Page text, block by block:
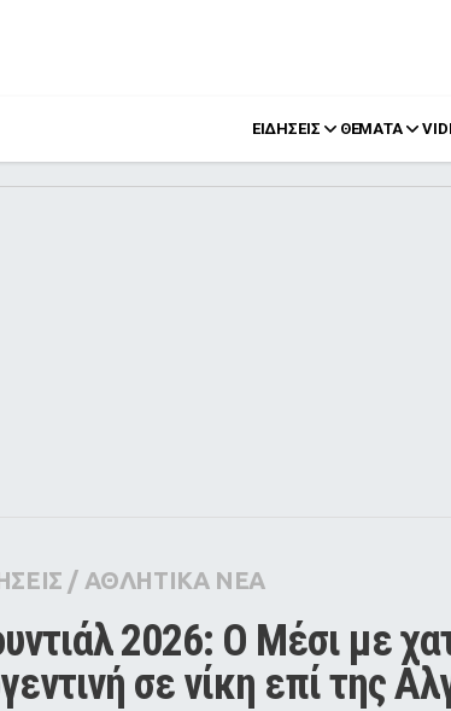
ΕΙΔΗΣΕΙΣ ΘΕΜΑΤΑ
Culture
/ ΑΘΛΗΤΙΚΑ ΝΕΑ
2026: Ο Μέσι με
σε νίκη επί της